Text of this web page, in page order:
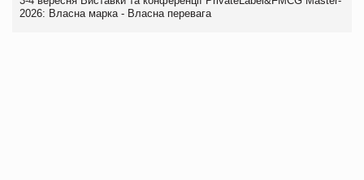
2026: Власна марка - Власна перевага